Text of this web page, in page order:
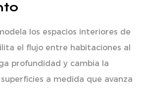
los espacios interiores de
el flujo entre habitaciones al
profundidad y cambia la
a medida que avanza